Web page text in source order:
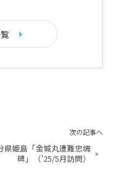
次の記事へ
県姫島「金城丸遭難忠魂
碑」（’25/5月訪問）
»